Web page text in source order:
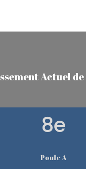
Actuel
8e
Poule A